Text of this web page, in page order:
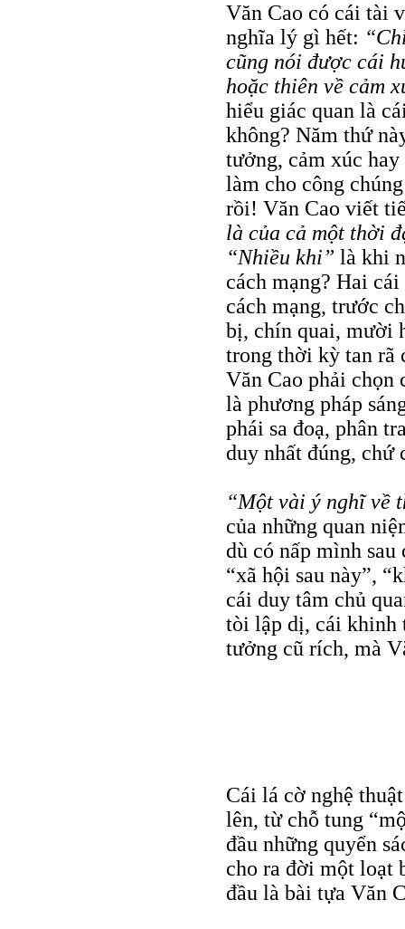
Văn Cao có cái tài
nghĩa lý gì hết:
cũng nói được cái
hoặc thiên về cảm
hiểu giác quan là
không? Năm thứ
tưởng, cảm xúc
làm cho công
rồi! Văn Cao viết
là của cả một thời
“Nhiều khi” là khi
cách mạng? Hai
cách mạng, trước
bị, chín quai, mười
trong thời kỳ tan rã
Văn Cao phải chọn
là phương pháp
phái sa đoạ, phân
duy nhất đúng, chứ
“Một vài ý nghĩ về
của những quan
dù có nấp mình
“xã hội sau này”,
cái duy tâm chủ
tòi lập dị, cái khinh
tưởng cũ rích, mà
Cái lá cờ nghệ
lên, từ chỗ tung
đầu những quyển
cho ra đời một loạt
đầu là bài tựa Văn